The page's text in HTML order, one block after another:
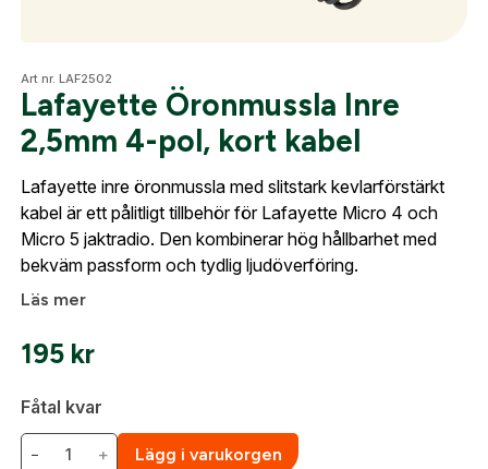
Optik
Mitt konto
Kontakta oss
Art nr. LAF2502
Lafayette Öronmussla Inre
2,5mm 4-pol, kort kabel
Lafayette inre öronmussla med slitstark kevlarförstärkt
kabel är ett pålitligt tillbehör för Lafayette Micro 4 och
Micro 5 jaktradio. Den kombinerar hög hållbarhet med
bekväm passform och tydlig ljudöverföring.
Läs mer
195 kr
Fåtal kvar
− + Lägg i varukorgen
Logga in
Logga in för att handla med dina avtalspriser, smidig
fakturabetalning och tillgång till orderhistorik.
När du är inloggad hanteras beställningen
automatiskt enligt dina inställningar.
E-postadress:
Lösenord:
Företag- eller Föreningsnamn:
Leverans & fakturaadress
Gatuadress:
Postnummer:
så fort den här produkten är tillbaka i vårt
Lafayette Öronmussla Inre 2,5mm 4-pol,
kort kabel